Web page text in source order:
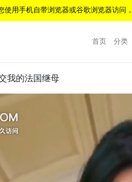
使用手机自带浏览器或谷歌浏览器访问，
首页 分类
我的法国继母